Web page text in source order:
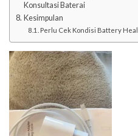
Konsultasi Baterai
Kesimpulan
Perlu Cek Kondisi Battery